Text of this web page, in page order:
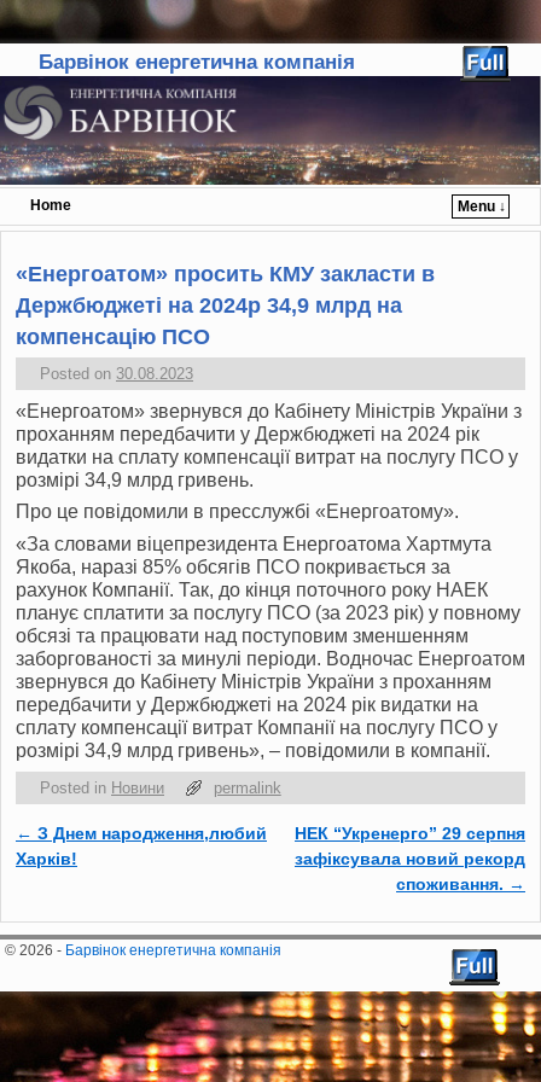
Барвінок енергетична компанія
Home
Menu ↓
Skip to primary content
Skip to secondary content
«Енергоатом» просить КМУ закласти в
Держбюджеті на 2024р 34,9 млрд на
компенсацію ПСО
Posted on 30.08.2023
«Енергоатом» звернувся до Кабінету Міністрів України з
проханням передбачити у Держбюджеті на 2024 рік
видатки на сплату компенсації витрат на послугу ПСО у
розмірі 34,9 млрд гривень.
Про це повідомили в пресслужбі «Енергоатому».
«За словами віцепрезидента Енергоатома Хартмута
Якоба, наразі 85% обсягів ПСО покривається за
рахунок Компанії. Так, до кінця поточного року НАЕК
планує сплатити за послугу ПСО (за 2023 рік) у повному
обсязі та працювати над поступовим зменшенням
заборгованості за минулі періоди. Водночас Енергоатом
звернувся до Кабінету Міністрів України з проханням
передбачити у Держбюджеті на 2024 рік видатки на
сплату компенсації витрат Компанії на послугу ПСО у
розмірі 34,9 млрд гривень», – повідомили в компанії.
Posted in Новини permalink
Post navigation
← З Днем народження,любий
Харків!
НЕК “Укренерго” 29 серпня
зафіксувала новий рекорд
споживання. →
© 2026 - Барвінок енергетична компанія